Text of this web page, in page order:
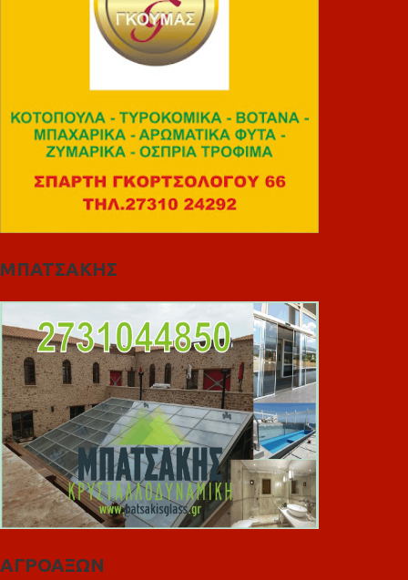
ΜΠΑΤΣΑΚΗΣ
ΑΓΡΟΑΞΩΝ